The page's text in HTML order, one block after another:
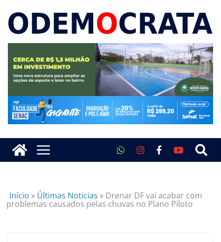
Início » Últimas Noticias » Drenar DF vai acabar com
problemas causados pelas chuvas no Plano Piloto